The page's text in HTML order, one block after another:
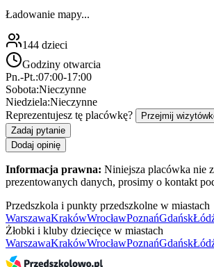
Ładowanie mapy...
144 dzieci
Godziny otwarcia
Pn.-Pt.:07:00-17:00
Sobota:Nieczynne
Niedziela:Nieczynne
Reprezentujesz tę placówkę?
Przejmij
Zadaj pytanie
Dodaj opinię
Informacja prawna: Niniejsza placówka nie
prezentowanych danych, prosimy o kontakt
Przedszkola i punkty przedszkolne w miastach
WarszawaKrakówWrocławPoznańGdańsk
Żłobki i kluby dziecięce w miastach
WarszawaKrakówWrocławPoznańGdańsk